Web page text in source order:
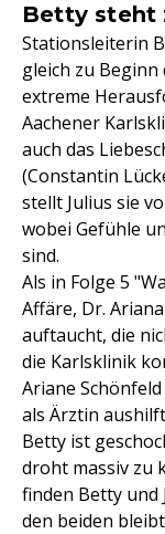
Betty steht
Stationsleiterin
gleich zu
extreme
Aachener
auch das
(Constantin
stellt Julius sie
wobei Gefühle
sind.
Als in Folge 5
Affäre, Dr.
auftaucht, die
die Karlsklinik
Ariane
als Ärztin
Betty ist
droht massiv zu
finden Betty und
den beiden